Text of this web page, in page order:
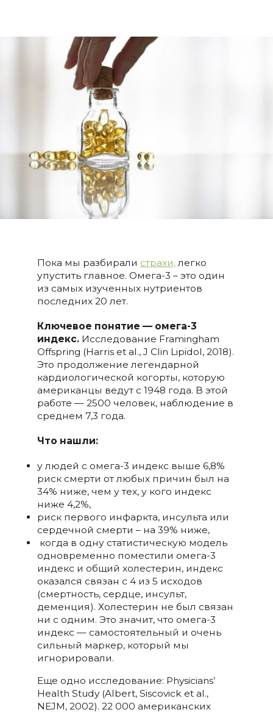
Пока мы разбирали страхи,легко
упустить главное. Омега-3 – это один
из самых изученных нутриентов
последних 20 лет.
Ключевое понятие — омега-3
индекс.Исследование Framingham
Offspring (Harris et al., J Clin Lipidol, 2018).
Это продолжение легендарной
кардиологической когорты, которую
американцы ведут с 1948 года. В этой
работе — 2500 человек, наблюдение в
среднем 7,3 года.
Что нашли:
у людей с омега-3 индекс выше 6,8%
риск смерти от любых причин был на
34% ниже, чем у тех, у кого индекс
ниже 4,2%,
риск первого инфаркта, инсульта или
сердечной смерти – на 39% ниже,
когда в одну статистическую модель
одновременно поместили омега-3
индекс и общий холестерин, индекс
оказался связан с 4 из 5 исходов
(смертность, сердце, инсульт,
деменция). Холестерин не был связан
ни с одним. Это значит, что омега-3
индекс — самостоятельный и очень
сильный маркер, который мы
игнорировали.
Еще одно исследование: Physicians’
Health Study (Albert, Siscovick et al.,
NEJM, 2002). 22 000 американских